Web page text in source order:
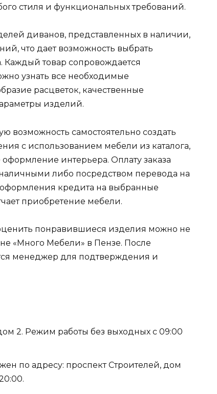
стиля и функциональных требований.
диванов, представленных в наличии,
что дает возможность выбрать
товар сопровождается
узнать все необходимые
расцветок, качественные
изделий.
возможность самостоятельно создать
с использованием мебели из каталога,
интерьера. Оплату заказа
либо посредством перевода на
кредита на выбранные
приобретение мебели.
понравившиеся изделия можно не
«Много Мебели» в Пензе. После
менеджер для подтверждения и
2. Режим работы без выходных с 09:00
по адресу: проспект Строителей, дом